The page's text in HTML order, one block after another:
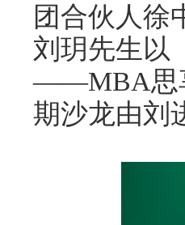
团合伙人徐
刘玥先生以
——MBA
期沙龙由刘